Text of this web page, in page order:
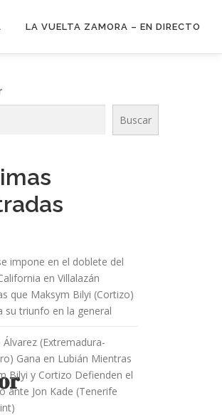
LA VUELTA ZAMORA – EN DIRECTO
Buscar
impone en el doblete del
en Villalazán
que Maksym Bilyi (Cortizo)
su triunfo en la general
(Extremadura-
Gana en Lubián Mientras
Bilyi y Cortizo Defienden el
ante Jon Kade (Tenerife